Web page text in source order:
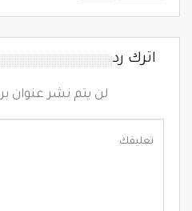
اترك رد
لن يتم نشر عنوان